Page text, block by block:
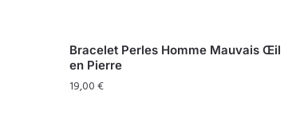
Bracelet Perles Homme Mauvais Œil
en Pierre
19,00€